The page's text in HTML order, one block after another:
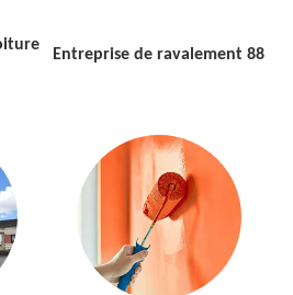
Entreprise de ravalement 88